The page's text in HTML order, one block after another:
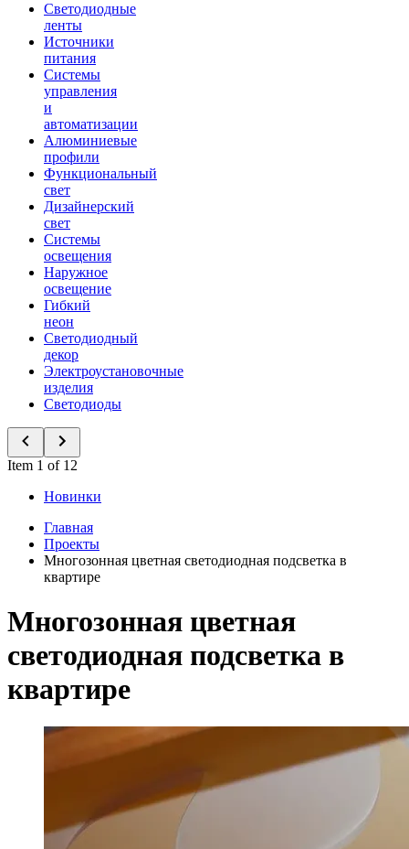
Светодиодные
ленты
Источники
питания
Системы
управления
и
автоматизации
Алюминиевые
профили
Функциональный
свет
Дизайнерский
свет
Системы
освещения
Наружное
освещение
Гибкий
неон
Светодиодный
декор
Электроустановочные
изделия
Светодиоды
Item 1 of 12
Новинки
Главная
Проекты
Многозонная цветная светодиодная подсветка в
квартире
Многозонная цветная
светодиодная подсветка в
квартире